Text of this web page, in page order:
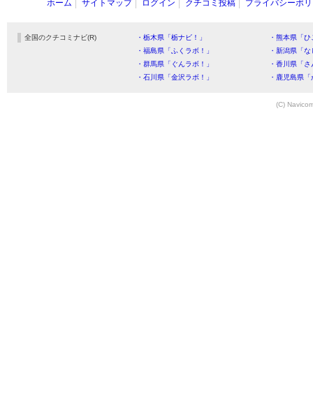
ホーム サイトマップ ログイン クチコミ投稿 プライバシーポ
全国のクチコミナビ(R) ・栃木県「栃ナビ！」
・熊本県「
・福島県「ふくラボ！」
・新潟県「
・群馬県「ぐんラボ！」
・香川県「
・石川県「金沢ラボ！」
・鹿児島県
(C)